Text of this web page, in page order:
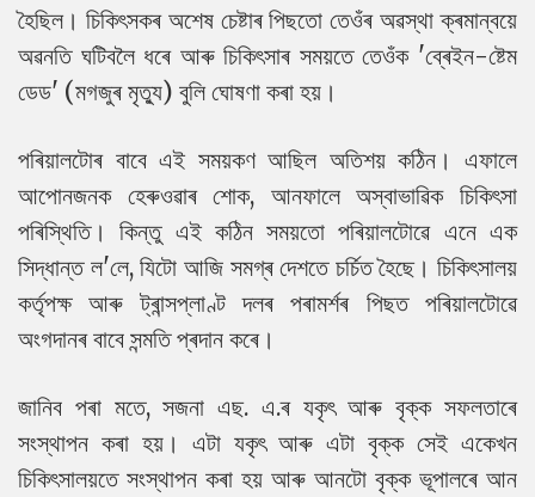
হৈছিল। চিকিৎসকৰ অশেষ চেষ্টাৰ পিছতো তেওঁৰ অৱস্থা ক্ৰমান্বয়ে
অৱনতি ঘটিবলৈ ধৰে আৰু চিকিৎসাৰ সময়তে তেওঁক 'ব্ৰেইন-ষ্টেম
ডেড' (মগজুৰ মৃত্যু) বুলি ঘোষণা কৰা হয়।
পৰিয়ালটোৰ বাবে এই সময়কণ আছিল অতিশয় কঠিন। এফালে
আপোনজনক হেৰুওৱাৰ শোক, আনফালে অস্বাভাৱিক চিকিৎসা
পৰিস্থিতি। কিন্তু এই কঠিন সময়তো পৰিয়ালটোৱে এনে এক
সিদ্ধান্ত ল'লে, যিটো আজি সমগ্ৰ দেশতে চৰ্চিত হৈছে। চিকিৎসালয়
কৰ্তৃপক্ষ আৰু ট্ৰান্সপ্লাণ্ট দলৰ পৰামৰ্শৰ পিছত পৰিয়ালটোৱে
অংগদানৰ বাবে সন্মতি প্ৰদান কৰে।
জানিব পৰা মতে, সজনা এছ. এ.ৰ যকৃৎ আৰু বৃক্ক সফলতাৰে
সংস্থাপন কৰা হয়। এটা যকৃৎ আৰু এটা বৃক্ক সেই একেখন
চিকিৎসালয়তে সংস্থাপন কৰা হয় আৰু আনটো বৃক্ক ভূপালৰে আন